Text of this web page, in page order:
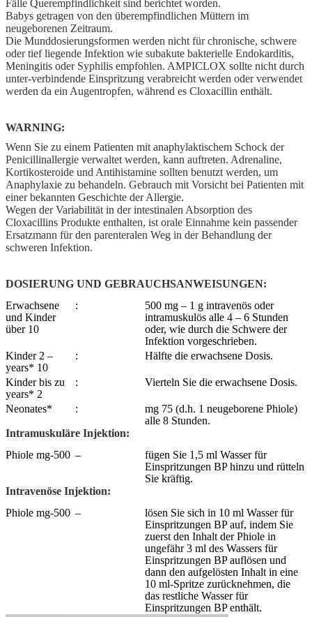
Fälle Querempfindlichkeit sind berichtet worden.
Babys getragen von den überempfindlichen Müttern im
neugeborenen Zeitraum.
Die Munddosierungsformen werden nicht für chronische, schwere
oder tief liegende Infektion wie subakute bakterielle Endokarditis,
Meningitis oder Syphilis empfohlen. AMPICLOX sollte nicht durch
unter-verbindende Einspritzung verabreicht werden oder verwendet
werden da ein Augentropfen, während es Cloxacillin enthält.
WARNING:
Wenn Sie zu einem Patienten mit anaphylaktischem Schock der
Penicillinallergie verwaltet werden, kann auftreten. Adrenaline,
Kortikosteroide und Antihistamine sollten benutzt werden, um
Anaphylaxie zu behandeln. Gebrauch mit Vorsicht bei Patienten mit
einer bekannten Geschichte der Allergie.
Wegen der Variabilität in der intestinalen Absorption des
Cloxacillins Produkte enthalten, ist orale Einnahme kein passender
Ersatzmann für den parenteralen Weg in der Behandlung der
schweren Infektion.
DOSIERUNG UND GEBRAUCHSANWEISUNGEN:
Erwachsene
und Kinder
über 10
:
500 mg – 1 g intravenös oder
intramuskulös alle 4 – 6 Stunden
oder, wie durch die Schwere der
Infektion vorgeschrieben.
Kinder 2 –
years* 10
: Hälfte die erwachsene Dosis.
Kinder bis zu
years* 2
: Vierteln Sie die erwachsene Dosis.
Neonates* :
mg 75 (d.h. 1 neugeborene Phiole)
alle 8 Stunden.
Intramuskuläre Injektion:
Phiole mg-500 –
fügen Sie 1,5 ml Wasser für
Einspritzungen BP hinzu und rütteln
Sie kräftig.
Intravenöse Injektion:
Phiole mg-500 –
lösen Sie sich in 10 ml Wasser für
Einspritzungen BP auf, indem Sie
zuerst den Inhalt der Phiole in
ungefähr 3 ml des Wassers für
Einspritzungen BP auflösen und
dann den aufgelösten Inhalt in eine
10 ml-Spritze zurücknehmen, die
das restliche Wasser für
Einspritzungen BP enthält.